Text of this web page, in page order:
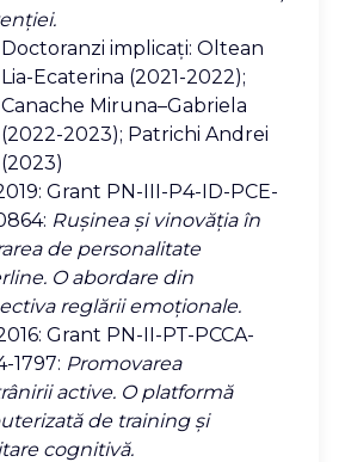
Doctoranzi implicați: Oltean
Lia-Ecaterina (2021-2022);
Canache Miruna–Gabriela
(2022-2023); Patrichi Andrei
(2023)
Grant PN-III-P4-ID-PCE-
Ruşinea şi vinovăţia în
de personalitate
O abordare din
reglării emoţionale.
Grant PN-II-PT-PCCA-
1797: Promovarea
active. O platformă
de training şi
cognitivă.